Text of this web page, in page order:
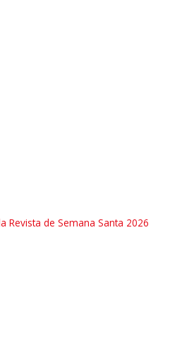
Revista de Semana Santa 2026